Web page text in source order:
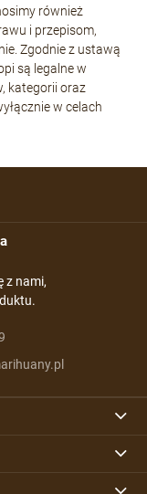
również
i przepisom,
Zgodnie z ustawą
są legalne w
kategorii oraz
w celach
z nami,